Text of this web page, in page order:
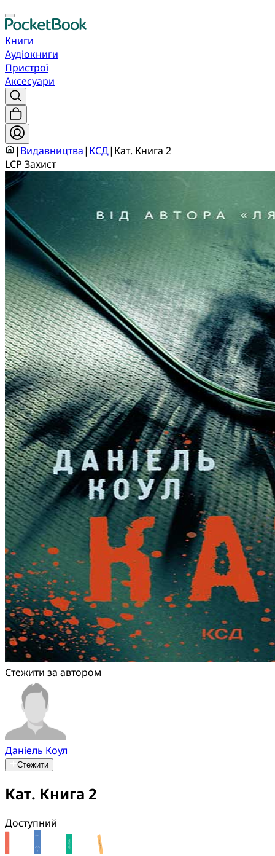
Книги
Аудіокниги
Пристрої
Аксесуари
| Видавництва| КСД| Кат. Книга 2
LCP Захист
Стежити за автором
Даніель Коул
Стежити
Кат. Книга 2
Доступний